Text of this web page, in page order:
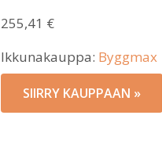
255,41 €
Ikkunakauppa: Byggmax
SIIRRY KAUPPAAN »